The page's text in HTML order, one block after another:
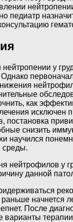
педиатр
у
Однако
как
исключен
постановка
снизить
научился
среды.
нейтрофилов у
данной
начнется
После
варианты